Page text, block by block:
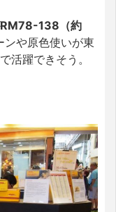
RM78-138（約
ンや原色使いが東
活躍できそう。